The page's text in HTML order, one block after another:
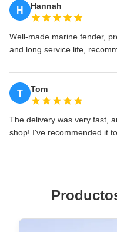
H Hannah
Well-made marine fender,
and long service life,
T Tom
The delivery was very fast,
shop! I've recommended it